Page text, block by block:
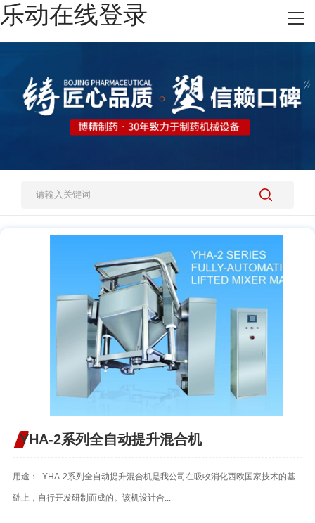
乐动在线登录
网站乐动在线登录
施工案例
人才招聘
乐动在线登录-乐动(中国)-乐动
YHA-2系列全自动提升混合机
用途： YHA-2系列全自动提升混合机是我公司在吸收消化西欧国家技术的基
础上，自行开发研制而成的。该机设计合...